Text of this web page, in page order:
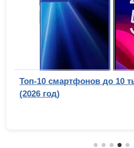
Топ-10 смартфонов до 10
(2026 год)